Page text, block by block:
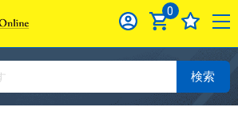
0
検索